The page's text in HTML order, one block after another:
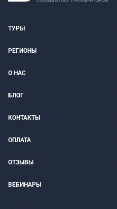
ТУРЫ
РЕГИОНЫ
О НАС
БЛОГ
КОНТАКТЫ
ОПЛАТА
ОТЗЫВЫ
ВЕБИНАРЫ